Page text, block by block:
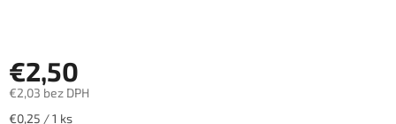
€2,50
€2,03 bez DPH
Jednotková
€0,25 / 1 ks